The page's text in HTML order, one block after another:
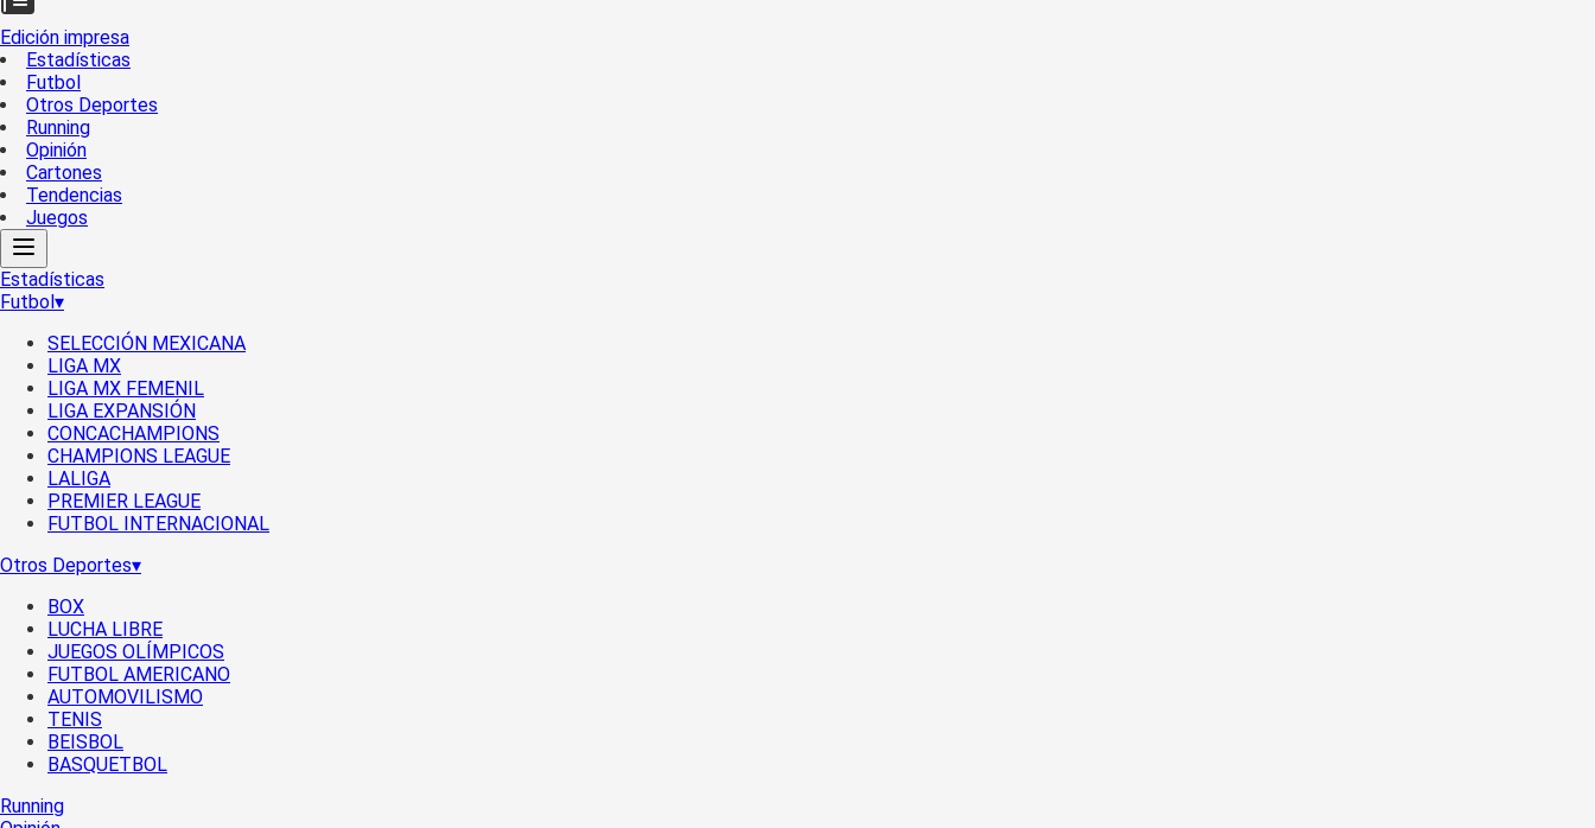
Edición impresa
Estadísticas
Futbol
Otros Deportes
Running
Opinión
Cartones
Tendencias
Juegos
Estadísticas
Futbol▾
SELECCIÓN MEXICANA
LIGA MX
LIGA MX FEMENIL
LIGA EXPANSIÓN
CONCACHAMPIONS
CHAMPIONS LEAGUE
LALIGA
PREMIER LEAGUE
FUTBOL INTERNACIONAL
Otros Deportes▾
BOX
LUCHA LIBRE
JUEGOS OLÍMPICOS
FUTBOL AMERICANO
AUTOMOVILISMO
TENIS
BEISBOL
BASQUETBOL
Running